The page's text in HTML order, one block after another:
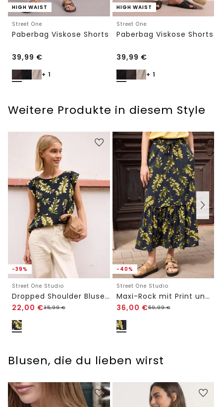
HIGH WAIST
Street One
Paberbag Viskose Shorts
39,99 €
+ 1
HIGH WAIST
Street One
Paberbag Viskose Shorts
39,99 €
+ 1
Weitere Produkte in diesem Style
-39%
Street One Studio
Dropped Shoulder Blusenshirt mit Rundhals
22,00 €35,99€
-40%
Street One Studio
Maxi-Rock mit Print und Tape-Detail
36,00 €59,99€
Blusen, die du lieben wirst